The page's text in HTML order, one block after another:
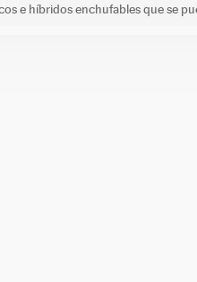
e híbridos enchufables que se